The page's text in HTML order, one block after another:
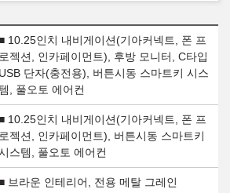
10.25인치 내비게이션(기아커넥트, 폰 프
로젝션, 인카페이먼트), 후방 모니터, C타입
USB 단자(충전용), 버튼시동 스마트키 시스
템, 풀오토 에어컨
10.25인치 내비게이션(기아커넥트, 폰 프
로젝션, 인카페이먼트), 버튼시동 스마트키
스템, 풀오토 에어컨
브라운 인테리어, 전용 메탈 그레인